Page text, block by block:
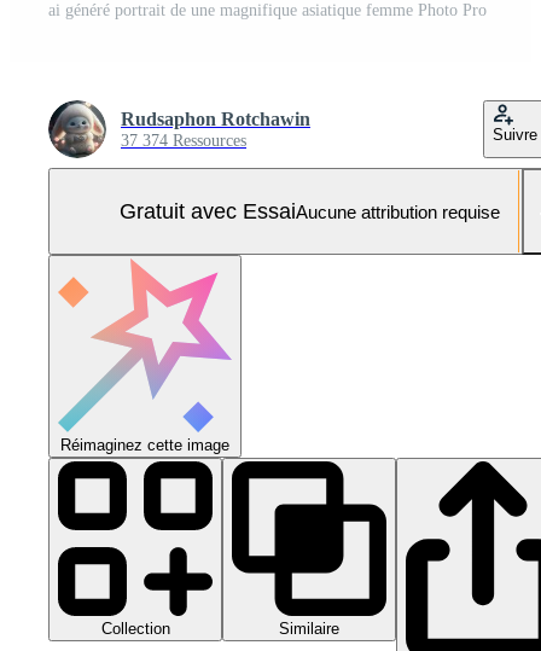
ai généré portrait de une magnifique asiatique femme Photo Pro
Rudsaphon Rotchawin
37 374 Ressources Suivre
Gratuit avec EssaiAucune attribution requise
Réimaginez cette image
Collection Similaire